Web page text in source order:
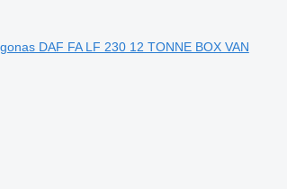
DAF FA LF 230 12 TONNE BOX VAN